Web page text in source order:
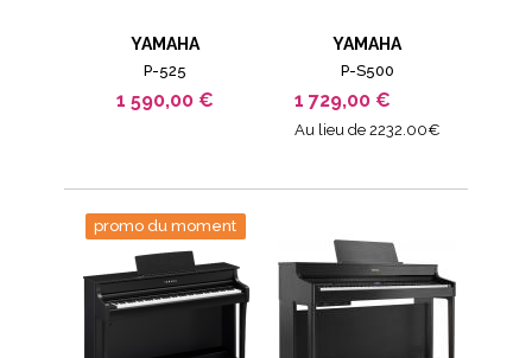
YAMAHA
P-525
1 590,00 €
YAMAHA
P-S500
1 729,00 €
Au lieu de 2232.00€
promo du moment